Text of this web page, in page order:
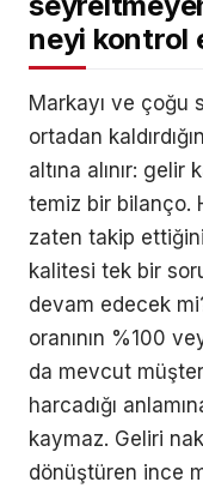
neyi kontrol
Markayı ve çoğu
ortadan
altına alınır:
temiz bir bilanço.
zaten takip
kalitesi tek bir
devam edecek
oranının %100
da mevcut
harcadığı
kaymaz. Geliri
dönüştüren ince